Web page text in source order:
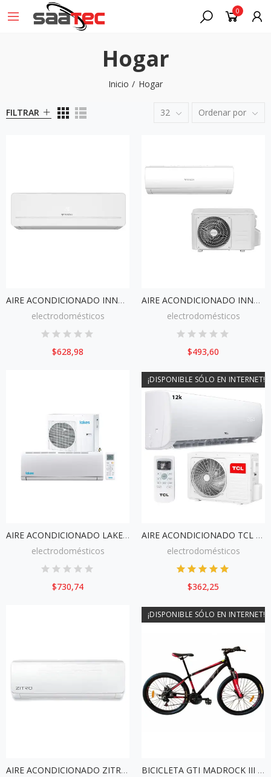
0
Hogar
Inicio Hogar
FILTRAR 32 Ordenar por
AIRE ACONDICIONADO INNOVA DE 24000BTU INVERTER + MODULO WIFI
electrodomésticos
$628,98
AIRE ACONDICIONADO INNOVA SPLIT 18000BTU ALTA EFICIENCIA
electrodomésticos
$493,60
AIRE ACONDICIONADO LAKES 36000BTU ALTA EFICIENCIA WIFI
electrodomésticos
$730,74
¡DISPONIBLE SÓLO EN INTERNET!
AIRE ACONDICIONADO TCL 1200BTU
electrodomésticos
$362,25
AIRE ACONDICIONADO ZITRO 18000 BTU SPLIT ALTA EFICIENCIA
¡DISPONIBLE SÓLO EN INTERNET!
BICICLETA GTI MADROCK III 26 "